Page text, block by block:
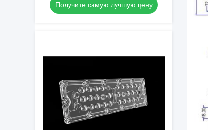
Трансмиссиве
Получите самую лучшую цену